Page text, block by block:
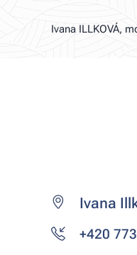
Ivana ILLKOVÁ,
Ivana
+420